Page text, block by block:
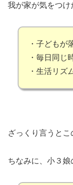
我が家が気をつ
・子どもが
・毎日同じ
・生活リズ
ざっくり言うとこ
ちなみに、小３